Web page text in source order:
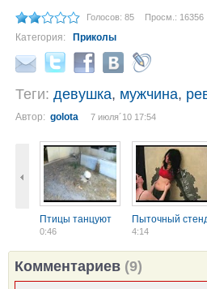
Голосов: 85 Просм.: 16356
Категория: Приколы
Теги: девушка, мужчина,
Автор: golota 7 июля´10 17:54
Птицы танцуют
0:46
Пыточный
4:14
Комментариев (9)